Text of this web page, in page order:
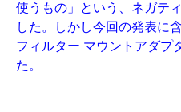
使うもの」という、ネガテ
した。しかし今回の発表に
フィルター マウントアダプ
た。